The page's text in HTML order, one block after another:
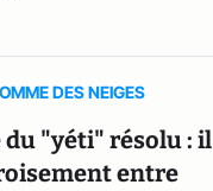
DES NEIGES
du "yéti" résolu : il
entre